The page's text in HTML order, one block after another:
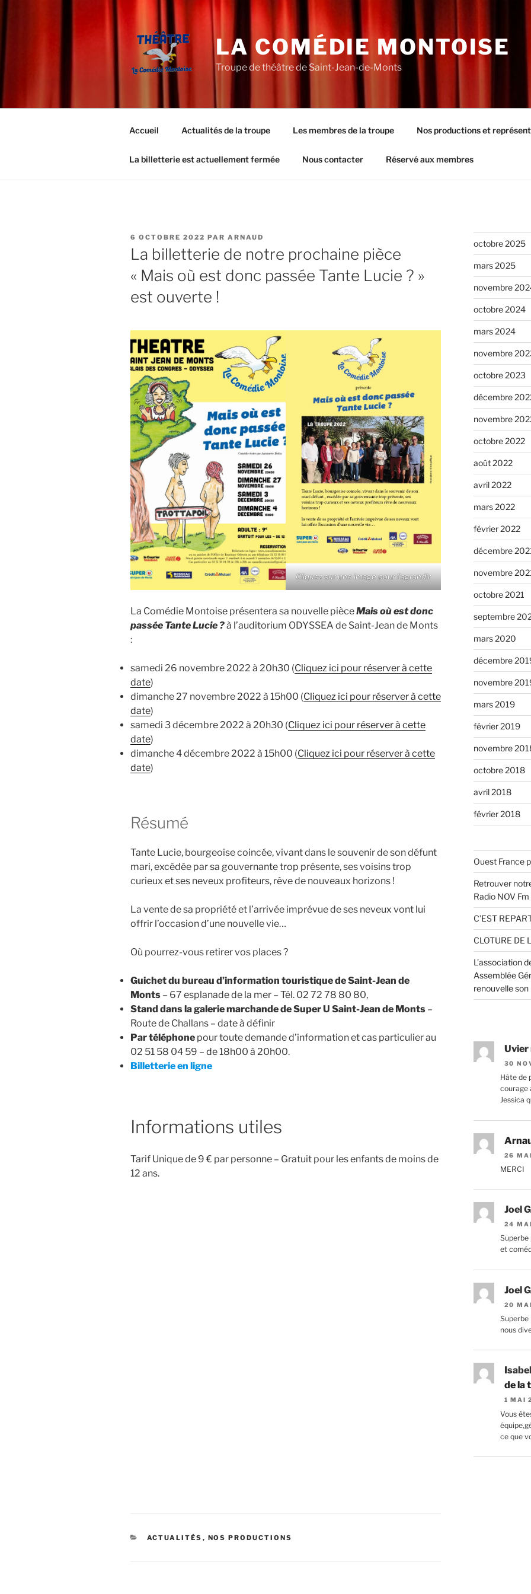
LA COMÉDIE MONTOISE
Troupe de théâtre de Saint-Jean-de-Monts
Accueil Actualités de la troupe Les membres de la troupe Nos productions et
La billetterie est actuellement fermée Nous contacter Réservé aux membres
PUBLIÉ
LE
6 OCTOBRE 2022 PAR ARNAUD
La billetterie de notre prochaine pièce
« Mais où est donc passée Tante Lucie ? »
est ouverte !
Cliquez sur une image pour l’agrandir
La Comédie Montoise présentera sa nouvelle pièceMais où est donc
passée Tante Lucie ?à l’auditorium ODYSSEA de Saint-Jean de Monts
:
samedi 26 novembre 2022 à 20h30 (Cliquez ici pour réserver à cette
date)
dimanche 27 novembre 2022 à 15h00 (Cliquez ici pour réserver à cette
date)
samedi 3 décembre 2022 à 20h30 (Cliquez ici pour réserver à cette
date)
dimanche 4 décembre 2022 à 15h00 (Cliquez ici pour réserver à cette
date)
Résumé
Tante Lucie, bourgeoise coincée, vivant dans le souvenir de son défunt
mari, excédée par sa gouvernante trop présente, ses voisins trop
curieux et ses neveux profiteurs, rêve de nouveaux horizons !
La vente de sa propriété et l’arrivée imprévue de ses neveux vont lui
offrir l’occasion d’une nouvelle vie…
Où pourrez-vous retirer vos places ?
Guichet du bureau d’information touristique de Saint-Jean de
Monts – 67 esplanade de la mer – Tél. 02 72 78 80 80,
Stand dans la galerie marchande de Super U Saint-Jean de Monts –
Route de Challans – date à définir
Par téléphone pour toute demande d’information et cas particulier au
02 51 58 04 59 – de 18h00 à 20h00.
Billetterie en ligne
Informations utiles
Tarif Unique de 9 € par personne – Gratuit pour les enfants de moins de
12 ans.
CATÉGORIES
ACTUALITÉS , NOS PRODUCTIONS
octobre 2025
mars 2025
novembre
octobre 2024
mars 2024
novembre
octobre 2023
décembre
novembre
octobre 2022
août 2022
avril 2022
mars 2022
février 2022
décembre
novembre
octobre 2021
septembre
mars 2020
décembre
novembre
mars 2019
février 2019
novembre
octobre 2018
avril 2018
février 2018
Ouest France
Retrouver
Radio NOV Fm
C’EST
CLOTURE DE
L’association
Assemblée
renouvelle son
Uvier
30
Hâte de
courage
Jessica
26
MERCI
Joel
24
Superbe
et
Joel
20
Superbe
nous
de la
1 MAI
Vous
ce que